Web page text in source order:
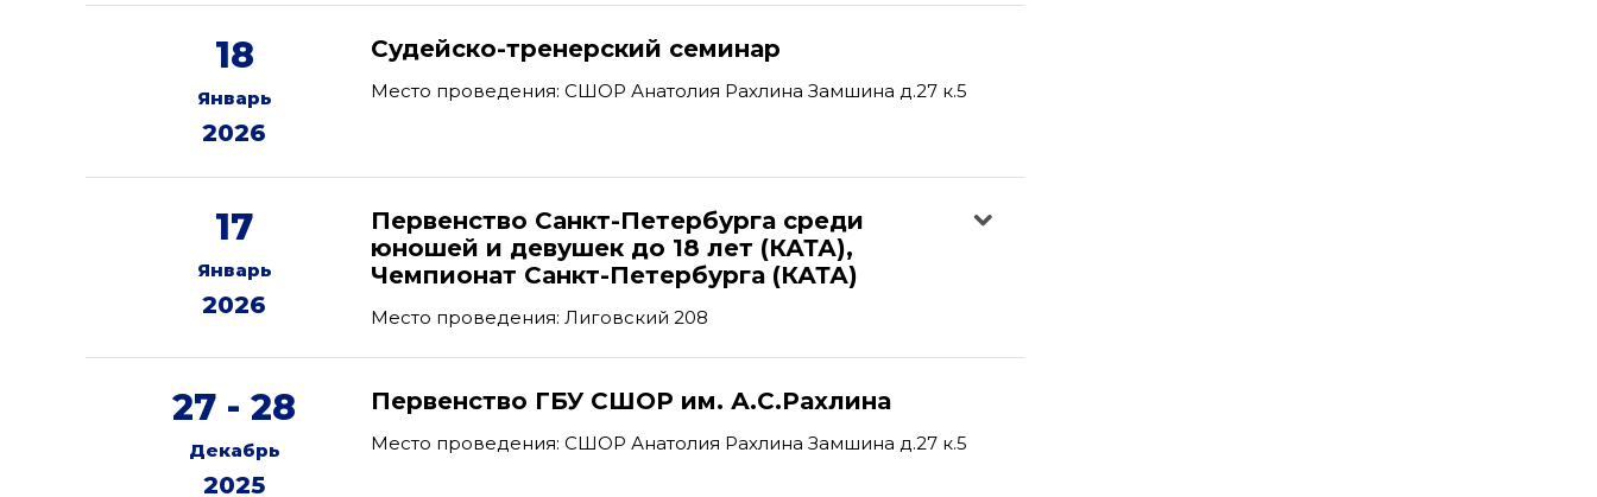
18
Январь
2026
Судейско-тренерский семинар
Место проведения: СШОР Анатолия Рахлина Замшина д.27 к.5
17
Январь
2026
Первенство Санкт-Петербурга среди
юношей и девушек до 18 лет (КАТА),
Чемпионат Санкт-Петербурга (КАТА)
Место проведения: Лиговский 208
27 - 28
Декабрь
2025
Первенство ГБУ СШОР им. А.С.Рахлина
Место проведения: СШОР Анатолия Рахлина Замшина д.27 к.5